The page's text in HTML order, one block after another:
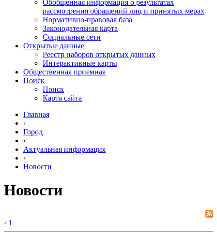
Обобщенная информация о результатах
рассмотрения обращений лиц и принятых мерах
Нормативно-правовая база
Законодательная карта
Социальные сети
Открытые данные
Реестр наборов открытых данных
Интерактивные карты
Общественная приемная
Поиск
Поиск
Карта сайта
Главная
›
Город
›
Актуальная информация
›
Новости
Новости
‹ 1